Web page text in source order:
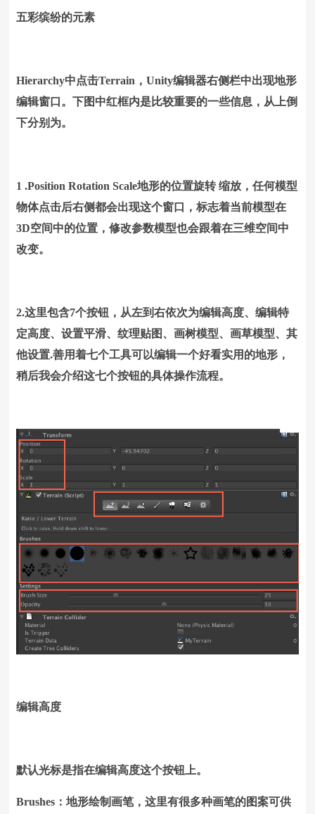
五彩缤纷的元素
Hierarchy中点击Terrain，Unity编辑器右侧栏中出现地形
编辑窗口。下图中红框内是比较重要的一些信息，从上倒
下分别为。
1 .Position Rotation Scale地形的位置旋转 缩放，任何模型
物体点击后右侧都会出现这个窗口，标志着当前模型在
3D空间中的位置，修改参数模型也会跟着在三维空间中
改变。
2.这里包含7个按钮，从左到右依次为编辑高度、编辑特
定高度、设置平滑、纹理贴图、画树模型、画草模型、其
他设置.善用着七个工具可以编辑一个好看实用的地形，
稍后我会介绍这七个按钮的具体操作流程。
编辑高度
默认光标是指在编辑高度这个按钮上。
Brushes：地形绘制画笔，这里有很多种画笔的图案可供